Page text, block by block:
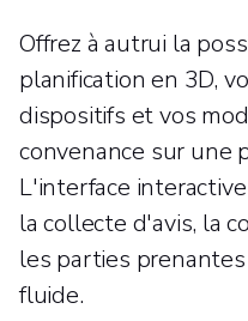
Offrez à autrui la
planification en 3D,
dispositifs et vos
convenance sur une
L'interface
la collecte d'avis, la
les parties
fluide.